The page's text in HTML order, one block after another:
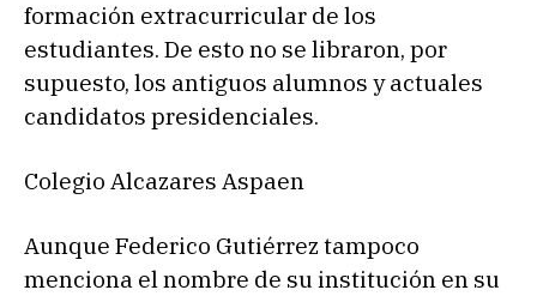
formación extracurricular de los
estudiantes. De esto no se libraron, por
supuesto, los antiguos alumnos y actuales
candidatos presidenciales.
Colegio Alcazares Aspaen
Aunque Federico Gutiérrez tampoco
menciona el nombre de su institución en su